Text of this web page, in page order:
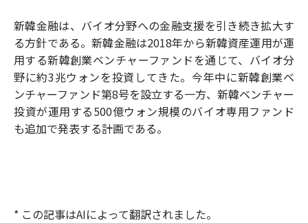
新韓金融は、バイオ分野への金融支援を引き続き拡大す
る方針である。新韓金融は2018年から新韓資産運用が運
用する新韓創業ベンチャーファンドを通じて、バイオ分
野に約3兆ウォンを投資してきた。今年中に新韓創業ベ
ンチャーファンド第8号を設立する一方、新韓ベンチャー
投資が運用する500億ウォン規模のバイオ専用ファンド
も追加で発表する計画である。
* この記事はAIによって翻訳されました。